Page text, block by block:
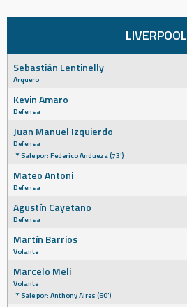
LIVERPOOL
Sebastián Lentinelly
Arquero
Kevin Amaro
Defensa
Juan Manuel Izquierdo
Defensa
Sale por: Federico Andueza (73')
Mateo Antoni
Defensa
Agustín Cayetano
Defensa
Martín Barrios
Volante
Marcelo Meli
Volante
Sale por: Anthony Aires (60')